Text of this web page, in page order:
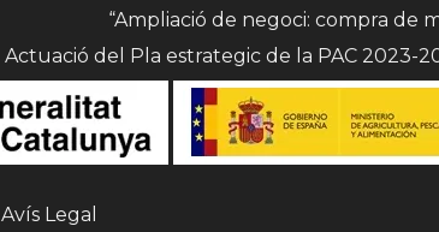
“Ampliació de negoci: compra de
Actuació del Pla estrategic de la PAC 2023-
Avís Legal